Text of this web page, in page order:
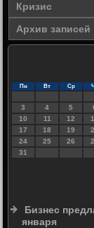
Кризис
Архив записей
Пн Вт Ср
3
4 5
10
11 12
17
18 19
24
25 26
31
Бизнес
января